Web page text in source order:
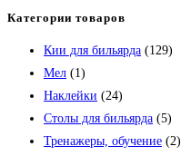
Категории товаров
Кии для бильярда (129)
Мел (1)
Наклейки (24)
Столы для бильярда (5)
Тренажеры, обучение (2)